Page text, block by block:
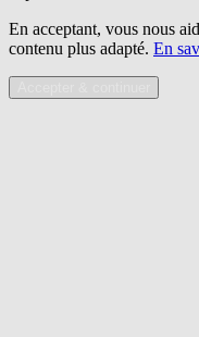
En acceptant, vous nous
contenu plus adapté. En